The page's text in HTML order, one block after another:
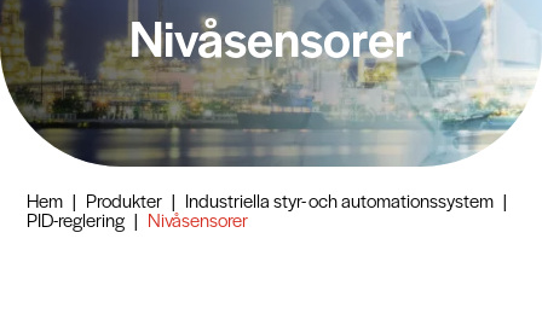
Nivåsensorer
Hem | Produkter | Industriella styr- och automationssystem |
PID-reglering | Nivåsensorer